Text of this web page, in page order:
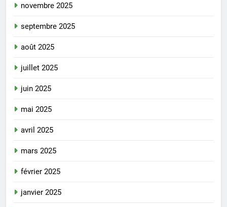
novembre 2025
septembre 2025
août 2025
juillet 2025
juin 2025
mai 2025
avril 2025
mars 2025
février 2025
janvier 2025